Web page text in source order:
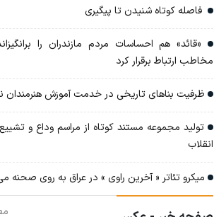
فاصله کوتاه شنیدن تا پیگیری
«قائد» هم احساسات مردم مازندران را
مخاطب ارتباط برقرار کرد
ظرفیت بناهای تاریخی در خدمت آموزش هنرمندان
تولید مجموعه مستند کوتاه از مراسم وداع و
انقلاب
میکرو تئاتر « آخرین راوی » در عراق به روی صحنه